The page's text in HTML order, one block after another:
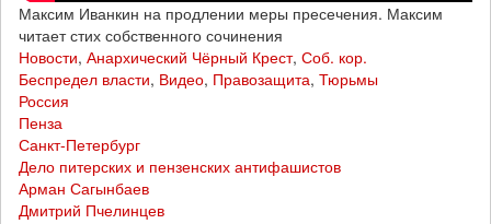
Максим Иванкин на продлении меры пресечения. Максим
читает стих собственного сочинения
Новости, Анархический Чёрный Крест, Соб. кор.
Беспредел власти, Видео, Правозащита, Тюрьмы
Россия
Пенза
Санкт-Петербург
Дело питерских и пензенских антифашистов
Арман Сагынбаев
Дмитрий Пчелинцев